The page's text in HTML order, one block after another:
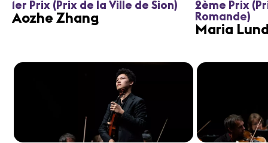
1er Prix (Prix de la Ville de Sion)
Aozhe Zhang
2ème Prix
Romande)
Maria